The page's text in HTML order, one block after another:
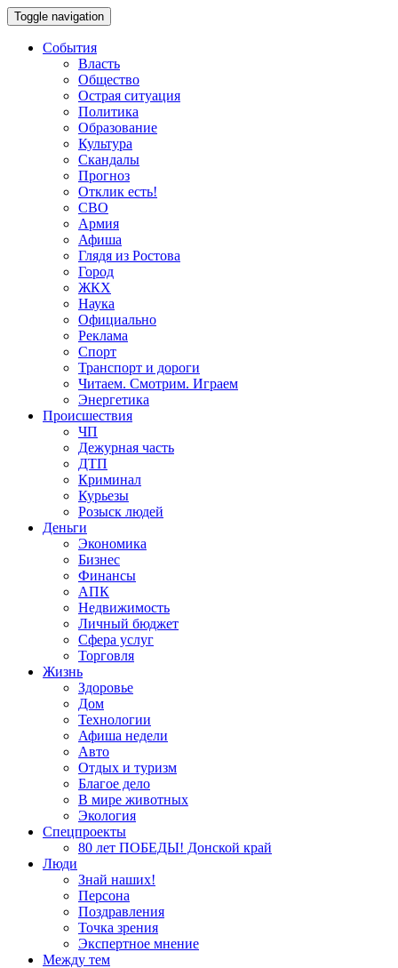
Toggle navigation
События
Власть
Общество
Острая ситуация
Политика
Образование
Культура
Скандалы
Прогноз
Отклик есть!
СВО
Армия
Афиша
Глядя из Ростова
Город
ЖКХ
Наука
Официально
Реклама
Спорт
Транспорт и дороги
Читаем. Смотрим. Играем
Энергетика
Происшествия
ЧП
Дежурная часть
ДТП
Криминал
Курьезы
Розыск людей
Деньги
Экономика
Бизнес
Финансы
АПК
Недвижимость
Личный бюджет
Сфера услуг
Торговля
Жизнь
Здоровье
Дом
Технологии
Афиша недели
Авто
Отдых и туризм
Благое дело
В мире животных
Экология
Спецпроекты
80 лет ПОБЕДЫ! Донской край
Люди
Знай наших!
Персона
Поздравления
Точка зрения
Экспертное мнение
Между тем